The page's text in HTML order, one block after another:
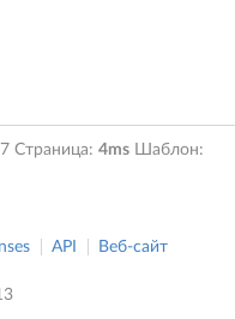
Страница: 4ms Шаблон:
API Веб-сайт